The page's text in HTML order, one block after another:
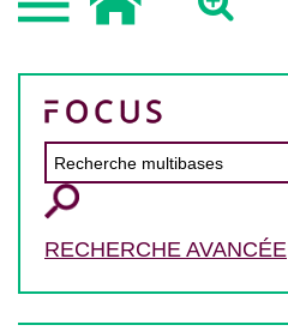
RECHERCHE AVANCÉE